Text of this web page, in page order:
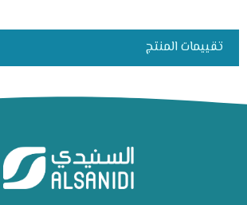
تقييمات المنتج